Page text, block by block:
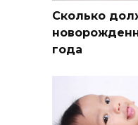
Сколько
года